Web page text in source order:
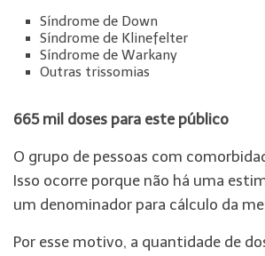
Síndrome de Down
Síndrome de Klinefelter
Síndrome de Warkany
Outras trissomias
665 mil doses para este público
O grupo de pessoas com
Isso ocorre porque não há uma
um denominador para cálculo da
Por esse motivo, a quantidade de